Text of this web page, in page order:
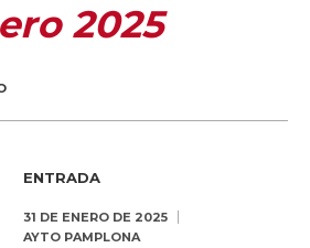
2025
ENTRADA
31 DE ENERO DE 2025
AYTO PAMPLONA